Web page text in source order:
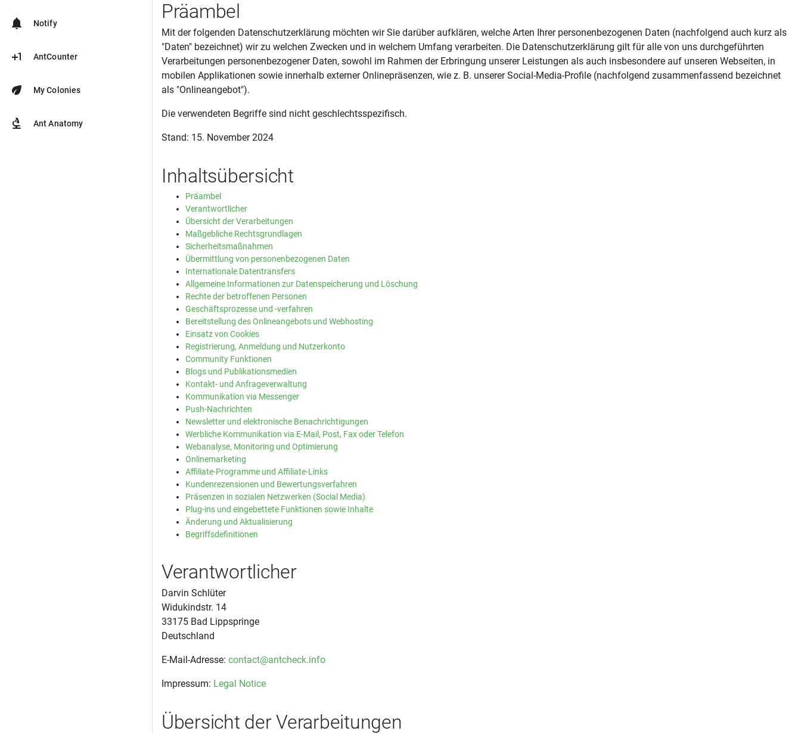
notifications Notify
plus_one AntCounter
eco My Colonies
biotech Ant Anatomy
Präambel
Mit der folgenden Datenschutzerklärung möchten wir Sie darüber aufklären, welche Arten Ihrer personenbezogenen Daten (nachfolgend auch kurz als
"Daten" bezeichnet) wir zu welchen Zwecken und in welchem Umfang verarbeiten. Die Datenschutzerklärung gilt für alle von uns durchgeführten
Verarbeitungen personenbezogener Daten, sowohl im Rahmen der Erbringung unserer Leistungen als auch insbesondere auf unseren Webseiten, in
mobilen Applikationen sowie innerhalb externer Onlinepräsenzen, wie z. B. unserer Social-Media-Profile (nachfolgend zusammenfassend bezeichnet
als "Onlineangebot").
Die verwendeten Begriffe sind nicht geschlechtsspezifisch.
Stand: 15. November 2024
Inhaltsübersicht
Präambel
Verantwortlicher
Übersicht der Verarbeitungen
Maßgebliche Rechtsgrundlagen
Sicherheitsmaßnahmen
Übermittlung von personenbezogenen Daten
Internationale Datentransfers
Allgemeine Informationen zur Datenspeicherung und Löschung
Rechte der betroffenen Personen
Geschäftsprozesse und -verfahren
Bereitstellung des Onlineangebots und Webhosting
Einsatz von Cookies
Registrierung, Anmeldung und Nutzerkonto
Community Funktionen
Blogs und Publikationsmedien
Kontakt- und Anfrageverwaltung
Kommunikation via Messenger
Push-Nachrichten
Newsletter und elektronische Benachrichtigungen
Werbliche Kommunikation via E-Mail, Post, Fax oder Telefon
Webanalyse, Monitoring und Optimierung
Onlinemarketing
Affiliate-Programme und Affiliate-Links
Kundenrezensionen und Bewertungsverfahren
Präsenzen in sozialen Netzwerken (Social Media)
Plug-ins und eingebettete Funktionen sowie Inhalte
Änderung und Aktualisierung
Begriffsdefinitionen
Verantwortlicher
Darvin Schlüter
Widukindstr. 14
33175 Bad Lippspringe
Deutschland
E-Mail-Adresse: contact@antcheck.info
Impressum: Legal Notice
Übersicht der Verarbeitungen